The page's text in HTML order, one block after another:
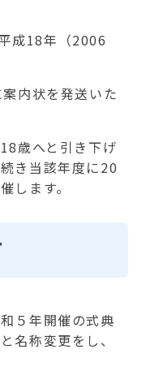
成18年（2006
内状を発送いた
歳へと引き下げ
き当該年度に20
します。
５年開催の式典
名称変更をし、